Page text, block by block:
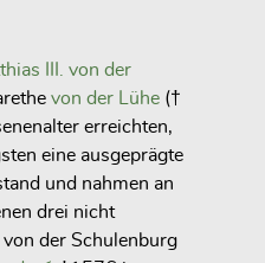
III. von der
von der Lühe (†
erreichten,
eine ausgeprägte
und nahmen an
drei nicht
der Schulenburg